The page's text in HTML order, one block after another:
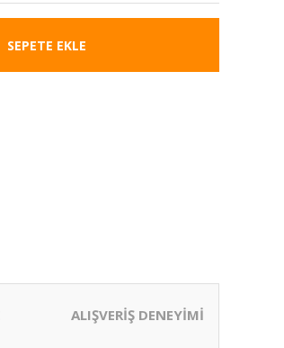
SEPETE EKLE
ALIŞVERİŞ DENEYİMİ